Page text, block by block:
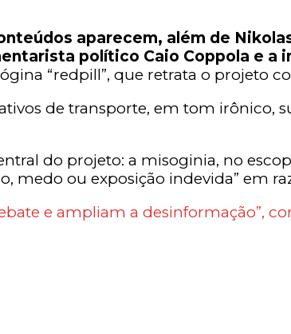
aparecem, além de
político Caio Coppola e a
“redpill”, que retrata o projeto
de transporte, em tom irônico,
do projeto: a misoginia, no
ou exposição indevida” em
e ampliam a desinformação”,